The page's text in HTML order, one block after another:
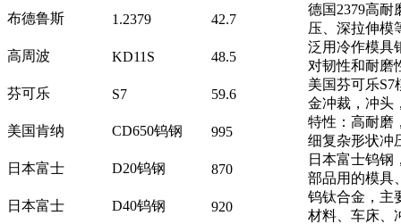
布德鲁斯
1.2379 42.7
德国2379高耐
压、深拉伸模
高周波
KD11S 48.5
泛用冷作模具
对韧性和耐磨
芬可乐
S7 59.6
美国芬可乐
金冲裁，冲头
美国肯纳
CD650钨钢 995
特性：高耐磨
细复杂形状冲
日本富士
D20钨钢 870
日本富士钨钢
部品用的模具
日本富士
D40钨钢 920
钨钛合金，主
材料、车床、